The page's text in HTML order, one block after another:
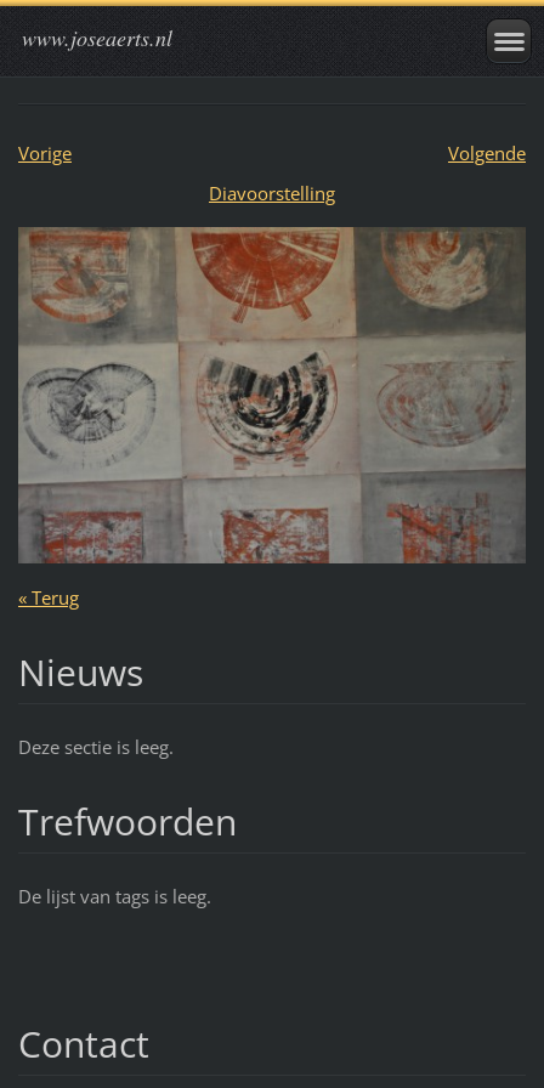
www.joseaerts.nl
Vorige
Volgende
Diavoorstelling
« Terug
Nieuws
Deze sectie is leeg.
Trefwoorden
De lijst van tags is leeg.
Contact